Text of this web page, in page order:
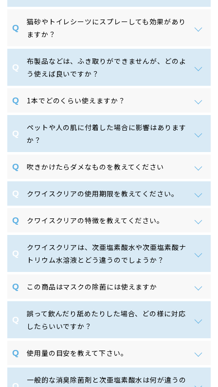
猫砂やトイレシーツにスプレーしても効果があり
ますか？
布製品などは、ふき取りができませんが、どのよ
う使えば良いですか？
1本でどのくらい使えますか？
ペットや人の肌に付着した場合に影響はあります
か？
吹きかけたらダメなものを教えてください
クワイスクリアの使用期限を教えてください。
クワイスクリアの特徴を教えてください。
クワイスクリアは、次亜塩素酸水や次亜塩素酸ナ
トリウム水溶液とどう違うのでしょうか？
この商品はマスクの除菌には使えますか
誤って飲んだり舐めたりした場合、どの様に対応
したらいいですか？
使用量の目安を教えて下さい。
一般的な消臭除菌剤と次亜塩素酸水は何が違うの